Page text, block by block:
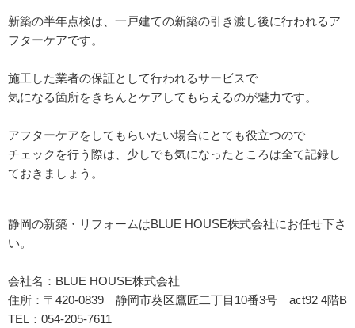
新築の半年点検は、一戸建ての新築の引き渡し後に行われるア
フターケアです。
施工した業者の保証として行われるサービスで
気になる箇所をきちんとケアしてもらえるのが魅力です。
アフターケアをしてもらいたい場合にとても役立つので
チェックを行う際は、少しでも気になったところは全て記録し
ておきましょう。
静岡の新築・リフォームはBLUE HOUSE株式会社にお任せ下さ
い。
会社名：BLUE HOUSE株式会社
住所：〒420-0839 静岡市葵区鷹匠二丁目10番3号 act92 4階B
TEL：054-205-7611